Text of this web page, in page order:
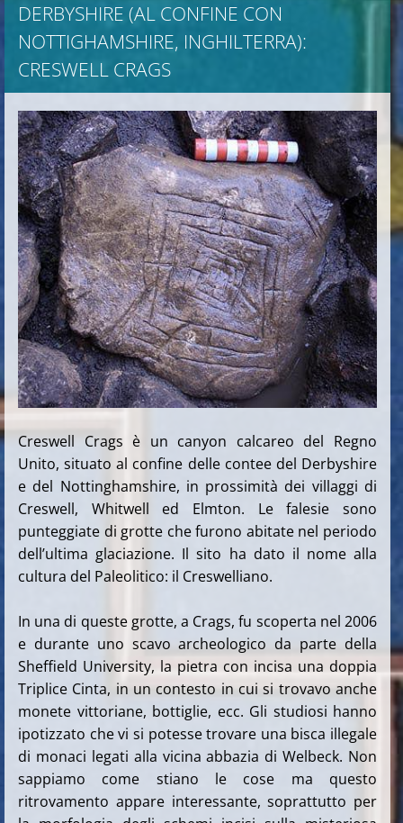
DERBYSHIRE (AL CONFINE CON
NOTTIGHAMSHIRE, INGHILTERRA):
CRESWELL CRAGS
Creswell Crags è un canyon calcareo del Regno
Unito, situato al confine delle contee del Derbyshire
e del Nottinghamshire, in prossimità dei villaggi di
Creswell, Whitwell ed Elmton. Le falesie sono
punteggiate di grotte che furono abitate nel periodo
dell’ultima glaciazione. Il sito ha dato il nome alla
cultura del Paleolitico: il Creswelliano.
In una di queste grotte, a Crags, fu scoperta nel 2006
e durante uno scavo archeologico da parte della
Sheffield University, la pietra con incisa una doppia
Triplice Cinta, in un contesto in cui si trovavo anche
monete vittoriane, bottiglie, ecc. Gli studiosi hanno
ipotizzato che vi si potesse trovare una bisca illegale
di monaci legati alla vicina abbazia di Welbeck. Non
sappiamo come stiano le cose ma questo
ritrovamento appare interessante, soprattutto per